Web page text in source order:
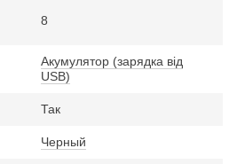
8
Акумулятор (зарядка від
USB)
Так
Черный